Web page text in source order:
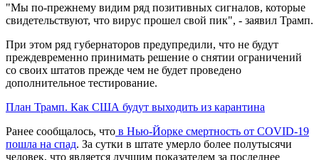
"Мы по-прежнему видим ряд позитивных сигналов, которые
свидетельствуют, что вирус прошел свой пик", - заявил Трамп.
При этом ряд губернаторов предупредили, что не будут
преждевременно принимать решение о снятии ограничений
со своих штатов прежде чем не будет проведено
дополнительное тестирование.
План Трамп. Как США будут выходить из карантина
Ранее сообщалось, что в Нью-Йорке смертность от COVID-19
пошла на спад. За сутки в штате умерло более полутысячи
человек, что является лучшим показателем за последнее